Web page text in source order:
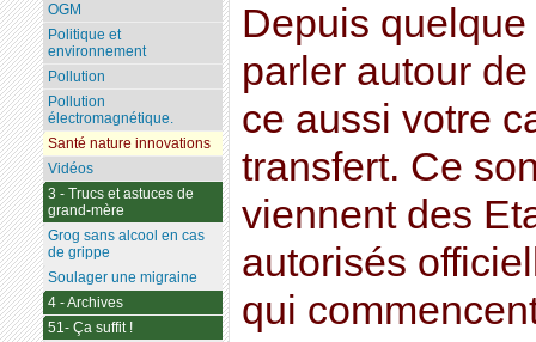
Depuis quelque
parler autour
ce aussi votre
transfert. Ce
viennent des
autorisés
qui
OGM
Politique et
environnement
Pollution
Pollution
électromagnétique.
Santé nature innovations
Vidéos
3 - Trucs et astuces de
grand-mère
Grog sans alcool en cas
de grippe
Soulager une migraine
4 - Archives
51- Ça suffit !